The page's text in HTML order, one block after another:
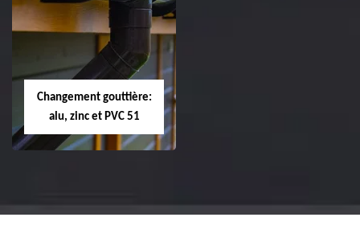
Réparation et
changement de
tuile de rive 51
Changement gouttière:
alu, zinc et PVC 51